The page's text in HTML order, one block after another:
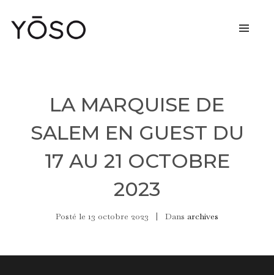
LA MARQUISE DE
SALEM EN GUEST DU
17 AU 21 OCTOBRE
2023
Posté le 13 octobre 2023 Dans archives